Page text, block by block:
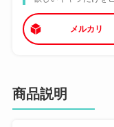
メルカリ
商品説明